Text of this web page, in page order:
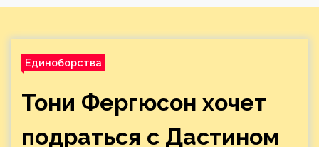
Единоборства
Тони Фергюсон хочет
подраться с Дастином